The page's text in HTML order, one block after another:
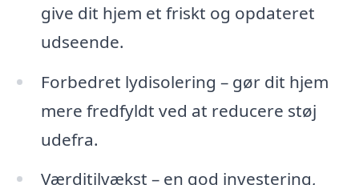
give dit hjem et friskt og opdateret
udseende.
Forbedret lydisolering – gør dit hjem
mere fredfyldt ved at reducere støj
udefra.
Værditilvækst – en god investering,